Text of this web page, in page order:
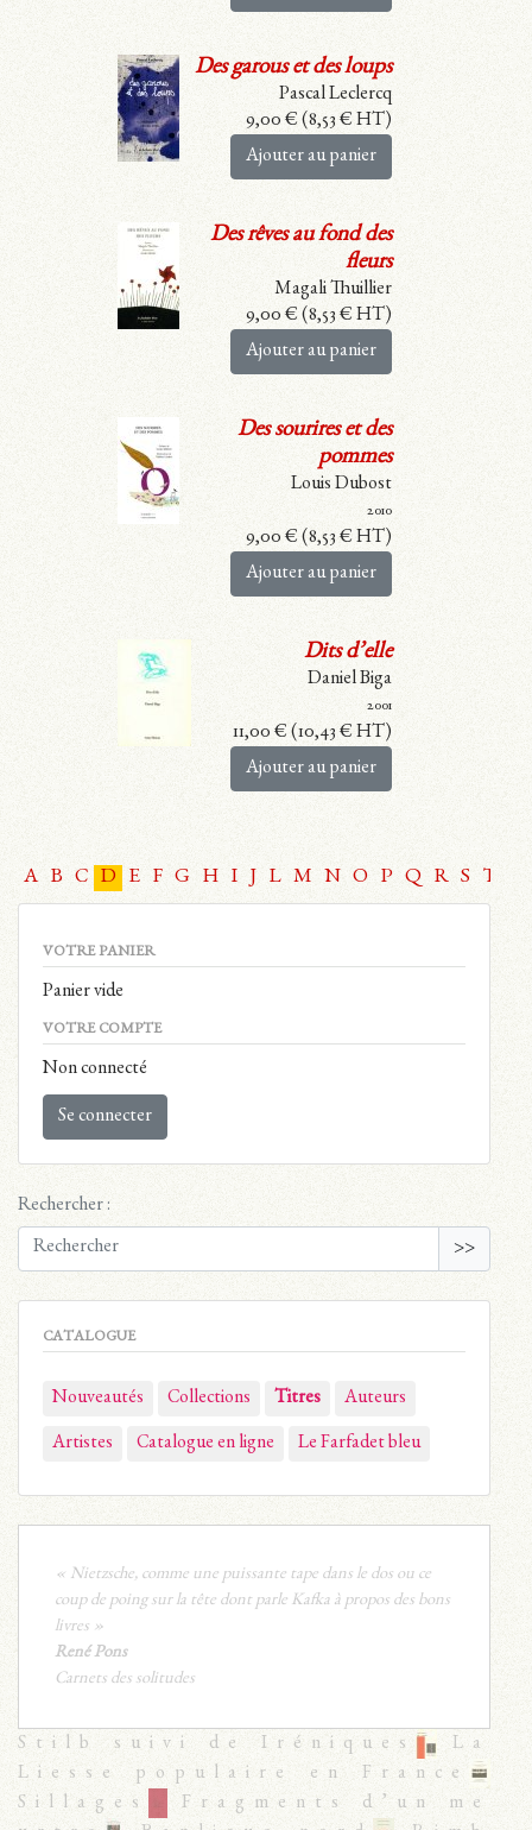
Des garous et des loups
Pascal Leclercq
9,00 €(8,53 € HT)
Ajouter au panier
Des rêves au fond des
fleurs
Magali Thuillier
9,00 € (8,53 € HT)
Ajouter au panier
Des sourires et des
pommes
Louis Dubost
2010
9,00 € (8,53 €HT)
Ajouter au panier
Dits d’elle
Daniel Biga
2001
11,00 € (10,43 €HT)
Ajouter au panier
A B C D E F G H I J L M N O P Q R S T
VOTRE PANIER
Panier vide
VOTRE COMPTE
Non connecté
Se connecter
Rechercher :
>>
CATALOGUE
Nouveautés Collections Titres Auteurs
Artistes Catalogue en ligne Le Farfadet bleu
« Nietzsche, comme une puissante tape dans le dos ou ce
coup de poing sur la tête dont parle Kafka à propos des bons
livres »
René Pons
Carnets des solitudes
Stilb suivi de Iréniques
La
Liesse populaire en France
Sillages
Fragments d’un me